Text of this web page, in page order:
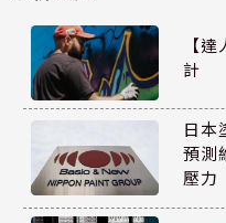
【
計
日本
預測
壓力